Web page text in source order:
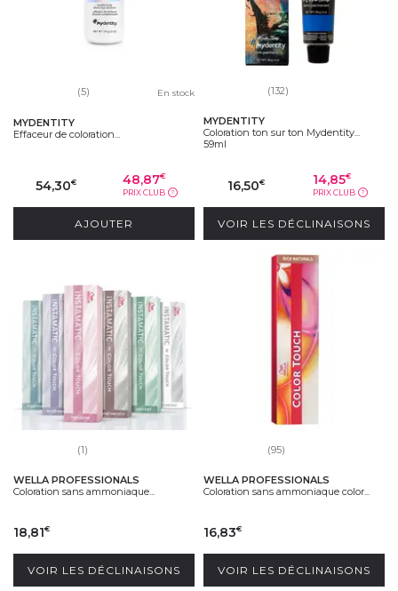
(5) En stock
MYDENTITY
Effaceur de coloration...
54,30€ 48,87€
PRIX CLUB ?
AJOUTER
(132)
MYDENTITY
Coloration ton sur ton Mydentity...
59ml
16,50€ 14,85€
PRIX CLUB ?
VOIR LES DÉCLINAISONS
(1)
WELLA PROFESSIONALS
Coloration sans ammoniaque...
18,81€
VOIR LES DÉCLINAISONS
(95)
WELLA PROFESSIONALS
Coloration sans ammoniaque color...
16,83€
VOIR LES DÉCLINAISONS